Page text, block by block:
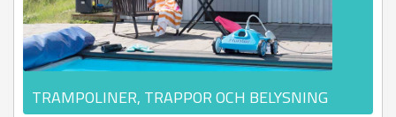
TRAMPOLINER, TRAPPOR OCH BELYSNING